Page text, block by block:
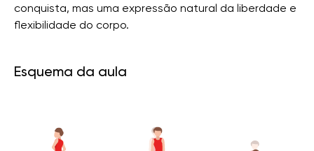
conquista, mas uma expressão natural da liberdade e
flexibilidade do corpo.
Esquema da aula